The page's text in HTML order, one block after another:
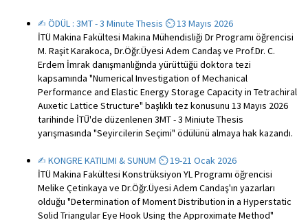
✍︎ ÖDÜL : 3MT - 3 Minute Thesis ⏲ 13 Mayıs 2026
İTÜ Makina Fakültesi Makina Mühendisliği Dr Programı öğrencisi
M. Raşit Karakoca, Dr.Öğr.Üyesi Adem Candaş ve Prof.Dr. C.
Erdem İmrak danışmanlığında yürüttüğü doktora tezi
kapsamında "Numerical Investigation of Mechanical
Performance and Elastic Energy Storage Capacity in Tetrachiral
Auxetic Lattice Structure" başlıklı tez konusunu 13 Mayıs 2026
tarihinde İTÜ'de düzenlenen 3MT - 3 Miniute Thesis
yarışmasında "Seyircilerin Seçimi" ödülünü almaya hak kazandı.
✍︎ KONGRE KATILIMI & SUNUM ⏲ 19-21 Ocak 2026
İTÜ Makina Fakültesi Konstrüksiyon YL Programı öğrencisi
Melike Çetinkaya ve Dr.Öğr.Üyesi Adem Candaş'ın yazarları
olduğu "Determination of Moment Distribution in a Hyperstatic
Solid Triangular Eye Hook Using the Approximate Method"